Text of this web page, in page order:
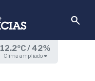
search
12.2ºC / 42%
Clima ampliado